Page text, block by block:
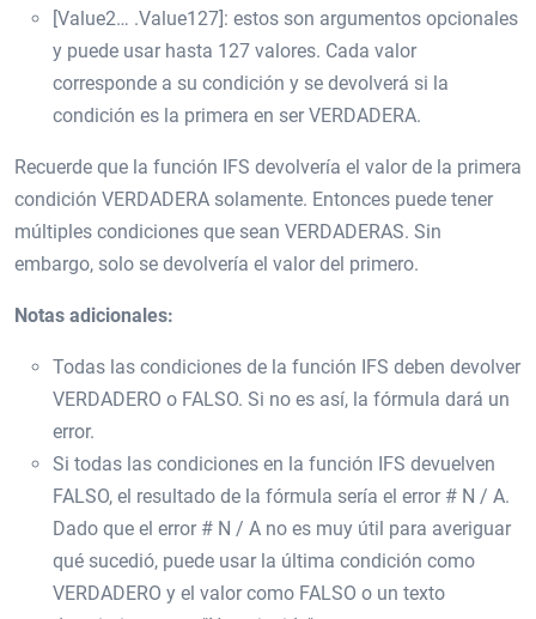
[Value2… .Value127]: estos son argumentos opcionales
y puede usar hasta 127 valores. Cada valor
corresponde a su condición y se devolverá si la
condición es la primera en ser VERDADERA.
Recuerde que la función IFS devolvería el valor de la primera
condición VERDADERA solamente. Entonces puede tener
múltiples condiciones que sean VERDADERAS. Sin
embargo, solo se devolvería el valor del primero.
Notas adicionales:
Todas las condiciones de la función IFS deben devolver
VERDADERO o FALSO. Si no es así, la fórmula dará un
error.
Si todas las condiciones en la función IFS devuelven
FALSO, el resultado de la fórmula sería el error # N / A.
Dado que el error # N / A no es muy útil para averiguar
qué sucedió, puede usar la última condición como
VERDADERO y el valor como FALSO o un texto